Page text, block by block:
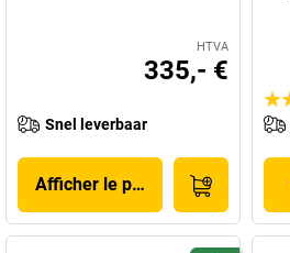
HTVA
335,- €
Snel leverbaar
Afficher le produit